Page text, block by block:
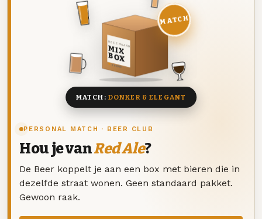
PERSONAL MATCH · BEER CLUB
Hou je vanRed Ale?
De Beer koppelt je aan een box met bieren die in
dezelfde straat wonen. Geen standaard pakket.
Gewoon raak.
DEZE MAAND
MIX
BOX
8 BIEREN
MATCH
MATCH: DONKER & ELEGANT